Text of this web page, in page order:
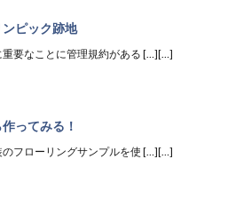
ピック跡地
重要なことに管理規約がある […][…]
ってみる！
のフローリングサンプルを使 […][…]